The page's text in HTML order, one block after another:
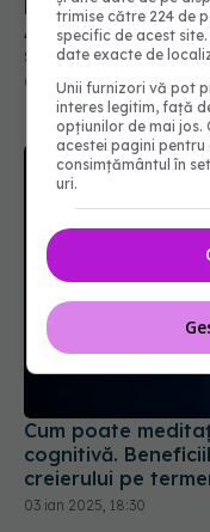
L-teanina:
ADHD.
somnul
06 ian 2025, 23:59
Cum poate
cognitivă.
creierului pe
03 ian 2025, 18:30
trimise către 224 de
specific de acest
date exacte de
Unii furnizori vă pot
interes legitim, față
opțiunilor de mai jos.
acestei pagini
consimțământul în
uri.